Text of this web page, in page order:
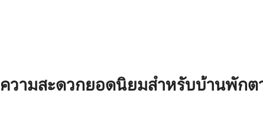
ก 5, 93 รีวิว
วามสะดวกยอดนิยมสำหรับบ้านพักต